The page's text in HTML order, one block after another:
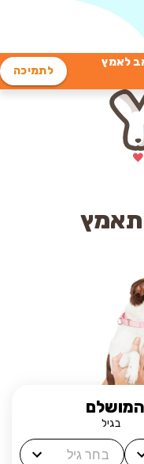
לאמץ
לתמיכה
בגיל